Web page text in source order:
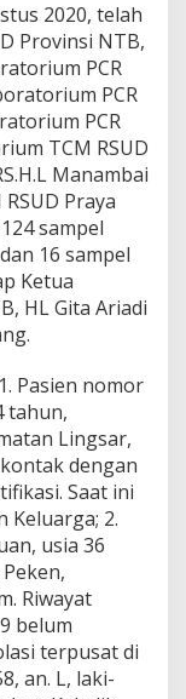
2020, telah
Provinsi NTB,
PCR
PCR
PCR
TCM RSUD
Manambai
Praya
sampel
16 sampel
Ketua
HL Gita Ariadi
Pasien nomor
tahun,
Lingsar,
dengan
Saat ini
Keluarga; 2.
usia 36
Riwayat
belum
terpusat di
an. L, laki-